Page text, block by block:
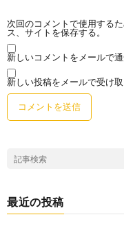
次回のコメントで使用する
ス、サイトを保存する。
新しいコメントをメールで
新しい投稿をメールで受け
最近の投稿